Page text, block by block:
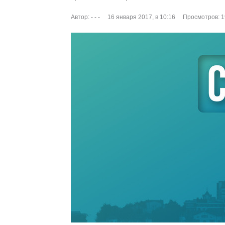
Автор: - - - 16 января 2017, в 10:16 Просмотров: